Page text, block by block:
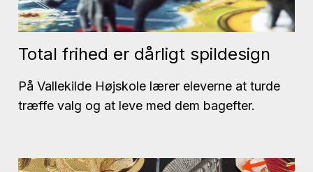
Total frihed er dårligt spildesign
På Vallekilde Højskole lærer eleverne at turde
træffe valg og at leve med dem bagefter.